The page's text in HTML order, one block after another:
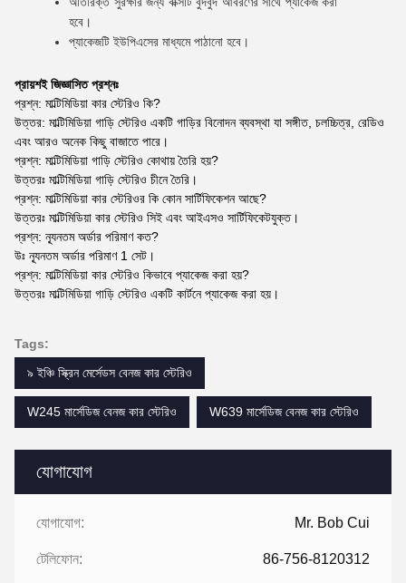
যোগাযোগ
যোগাযোগ: Mr. Bob Cui
টেলিফোন: 86-756-8120312
হবে।
প্যাকেজটি ইউপিএসের মাধ্যমে পাঠানো হবে।
প্রায়শই জিজ্ঞাসিত প্রশ্নঃ
প্রশ্ন: মাল্টিমিডিয়া কার স্টেরিও কি?
উত্তর: মাল্টিমিডিয়া গাড়ি স্টেরিও একটি গাড়ির বিনোদন ব্যবস্থা যা সঙ্গীত, চলচ্চিত্র, রেডিও
এবং আরও অনেক কিছু বাজাতে পারে।
প্রশ্ন: মাল্টিমিডিয়া গাড়ি স্টেরিও কোথায় তৈরি হয়?
উত্তরঃ মাল্টিমিডিয়া গাড়ি স্টেরিও চীনে তৈরি।
প্রশ্ন: মাল্টিমিডিয়া কার স্টেরিওর কি কোন সার্টিফিকেশন আছে?
উত্তরঃ মাল্টিমিডিয়া কার স্টেরিও সিই এবং আইএসও সার্টিফিকেটযুক্ত।
প্রশ্ন: ন্যূনতম অর্ডার পরিমাণ কত?
উঃ ন্যূনতম অর্ডার পরিমাণ 1 সেট।
প্রশ্ন: মাল্টিমিডিয়া কার স্টেরিও কিভাবে প্যাকেজ করা হয়?
উত্তরঃ মাল্টিমিডিয়া গাড়ি স্টেরিও একটি কার্টনে প্যাকেজ করা হয়।
Tags:
৯ ইঞ্চি স্ক্রিন মের্সেডস বেনজ কার স্টেরিও
W245 মার্সেডিজ বেনজ কার স্টেরিও W639 মার্সেডিজ বেনজ কার স্টেরিও